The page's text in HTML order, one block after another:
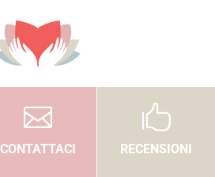

CONTATTACI

RECENSIONI